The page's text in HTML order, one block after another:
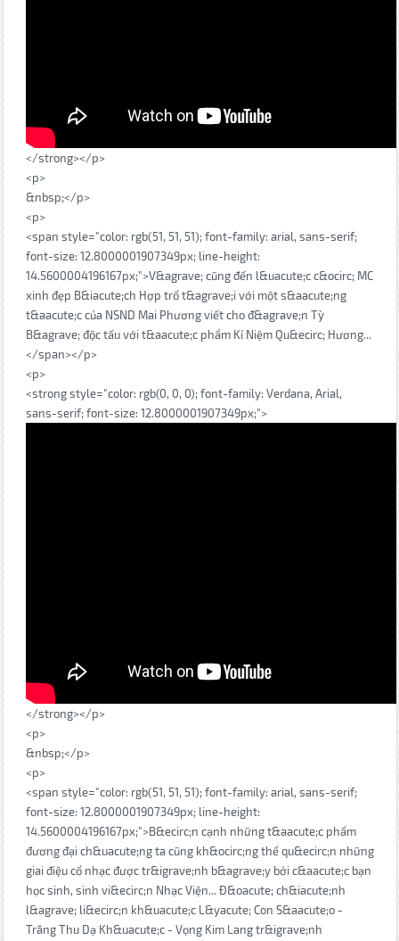
</strong></p>
<p>
&nbsp;</p>
<p>
<span style="color: rgb(51, 51, 51); font-family: arial, sans-serif;
font-size: 12.8000001907349px; line-height:
14.5600004196167px;">V&agrave; cũng đến l&uacute;c c&ocirc; MC
xinh đẹp B&iacute;ch Hợp trổ t&agrave;i với một s&aacute;ng
t&aacute;c của NSND Mai Phương viết cho đ&agrave;n Tỳ
B&agrave; độc tấu với t&aacute;c phẩm Kỉ Niệm Qu&ecirc; Hương...
</span></p>
<p>
<strong style="color: rgb(0, 0, 0); font-family: Verdana, Arial,
sans-serif; font-size: 12.8000001907349px;">
</strong></p>
<p>
&nbsp;</p>
<p>
<span style="color: rgb(51, 51, 51); font-family: arial, sans-serif;
font-size: 12.8000001907349px; line-height:
14.5600004196167px;">B&ecirc;n cạnh những t&aacute;c phẩm
đương đại ch&uacute;ng ta cũng kh&ocirc;ng thể qu&ecirc;n những
giai điệu cổ nhạc được tr&igrave;nh b&agrave;y bởi c&aacute;c bạn
học sinh, sinh vi&ecirc;n Nhạc Viện... Đ&oacute; ch&iacute;nh
l&agrave; li&ecirc;n kh&uacute;c L&yacute; Con S&aacute;o -
Trăng Thu Dạ Kh&uacute;c - Vọng Kim Lang tr&igrave;nh